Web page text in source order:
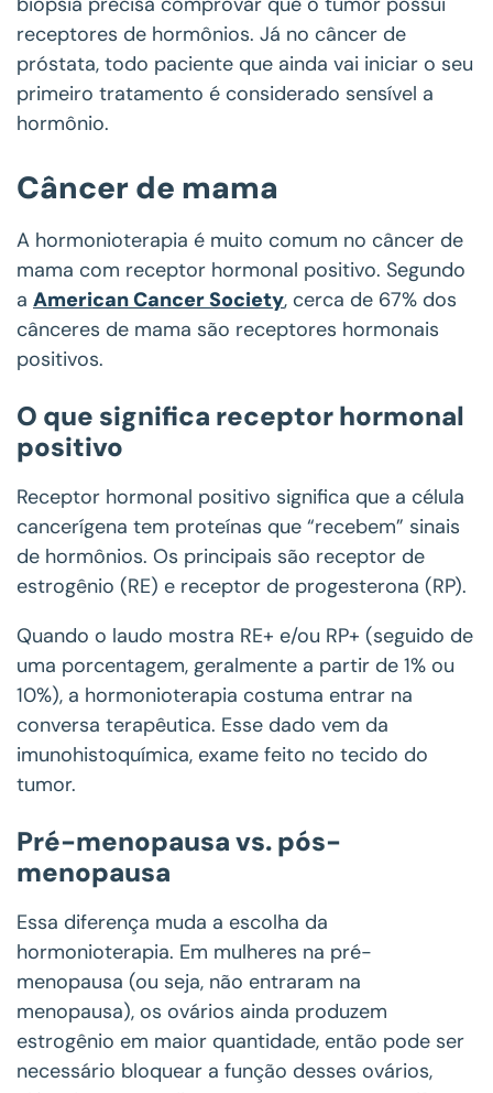
receptores de hormônios. Já no câncer de
próstata, todo paciente que ainda vai iniciar o seu
primeiro tratamento é considerado sensível a
hormônio.
Câncer de mama
A hormonioterapia é muito comum no câncer de
mama com receptor hormonal positivo. Segundo
a American Cancer Society, cerca de 67% dos
cânceres de mama são receptores hormonais
positivos.
O que significa receptor hormonal
positivo
Receptor hormonal positivo significa que a célula
cancerígena tem proteínas que “recebem” sinais
de hormônios. Os principais são receptor de
estrogênio (RE) e receptor de progesterona (RP).
Quando o laudo mostra RE+ e/ou RP+ (seguido de
uma porcentagem, geralmente a partir de 1% ou
10%), a hormonioterapia costuma entrar na
conversa terapêutica. Esse dado vem da
imunohistoquímica, exame feito no tecido do
tumor.
Pré-menopausa vs. pós-
menopausa
Essa diferença muda a escolha da
hormonioterapia. Em mulheres na pré-
menopausa (ou seja, não entraram na
menopausa), os ovários ainda produzem
estrogênio em maior quantidade, então pode ser
necessário bloquear a função desses ovários,